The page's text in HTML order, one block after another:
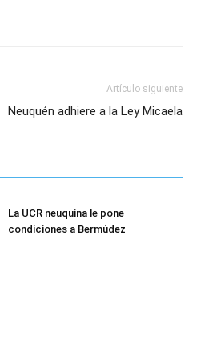
Artículo siguiente
Neuquén adhiere a la Ley Micaela
La UCR neuquina le pone
condiciones a Bermúdez